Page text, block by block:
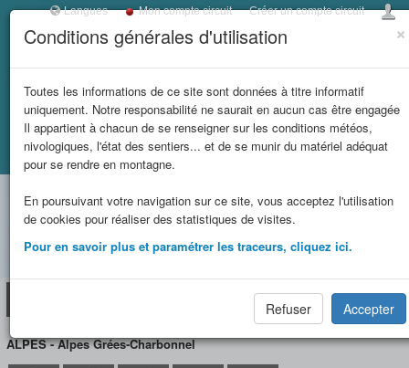
×
Conditions générales d'utilisation
Toutes les informations de ce site sont données à titre informatif
uniquement. Notre responsabilité ne saurait en aucun cas être engagée
Il appartient à chacun de se renseigner sur les conditions météos,
nivologiques, l'état des sentiers... et de se munir du matériel adéquat
pour se rendre en montagne.
En poursuivant votre navigation sur ce site, vous acceptez l'utilisation
de cookies pour réaliser des statistiques de visites.
Pour en savoir plus et paramétrer les traceurs, cliquez ici.
Refuser Accepter
Langues Mon compte circuit Créer un compte circuit
LES REFUGES DE
SAVOIE
et massifs
limitrophes
Accueil Fiche refuge REFUGE D'AVEROLE (FFCAM)
REFUGE D'AVEROLE
(FFCAM) (2210 m)
Photos Réservation
ALPES - Alpes Grées-Charbonnel